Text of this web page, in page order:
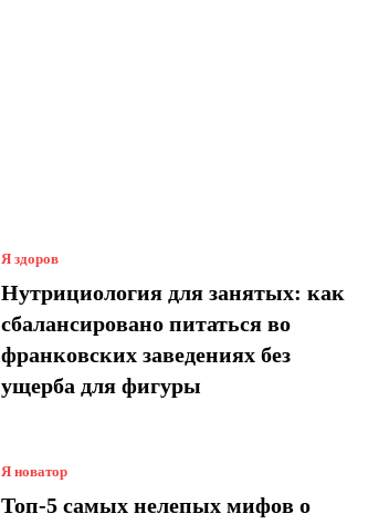
Я здоров
Нутрициология для занятых: как
сбалансировано питаться во
франковских заведениях без
ущерба для фигуры
Я новатор
Топ-5 самых нелепых мифов о